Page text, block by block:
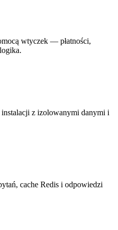
wtyczek — płatności,
z izolowanymi danymi i
cache Redis i odpowiedzi